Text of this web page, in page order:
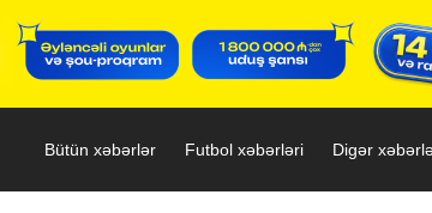
Bütün xəbərlər Futbol xəbərləri Digər